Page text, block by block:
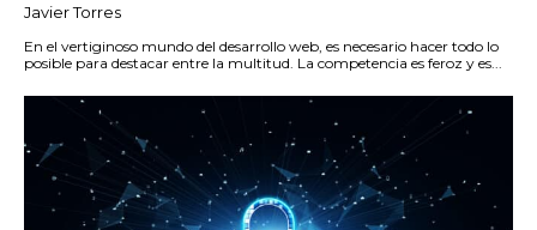
Javier Torres
En el vertiginoso mundo del desarrollo web, es necesario hacer todo lo
posible para destacar entre la multitud. La competencia es feroz y es...